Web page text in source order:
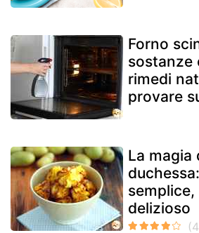
Forno
sostanze
rimedi
provare
La magia
delizioso